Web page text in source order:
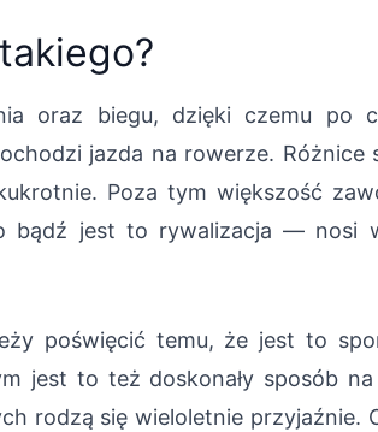
oraz biegu, dzięki czemu po
jazda na rowerze. Różnice
Poza tym większość
jest to rywalizacja — nosi
poświęcić temu, że jest to
jest to też doskonały sposób
rodzą się wieloletnie przyjaźnie.